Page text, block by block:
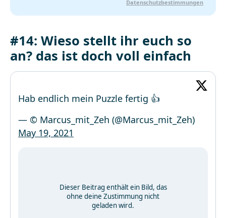
Datenschutzbestimmungen
#14: Wieso stellt ihr euch so
an? das ist doch voll einfach
Hab endlich mein Puzzle fertig 👍
— © Marcus_mit_Zeh (@Marcus_mit_Zeh)
May 19, 2021
Dieser Beitrag enthält ein Bild, das
ohne deine Zustimmung nicht
geladen wird.